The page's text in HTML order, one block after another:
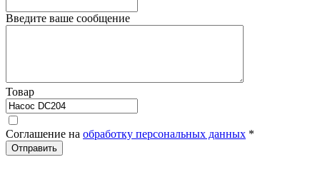
Введите ваше сообщение
Товар
Соглашение на обработку персональных данных *